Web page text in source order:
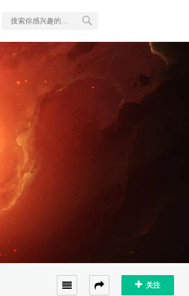
关注